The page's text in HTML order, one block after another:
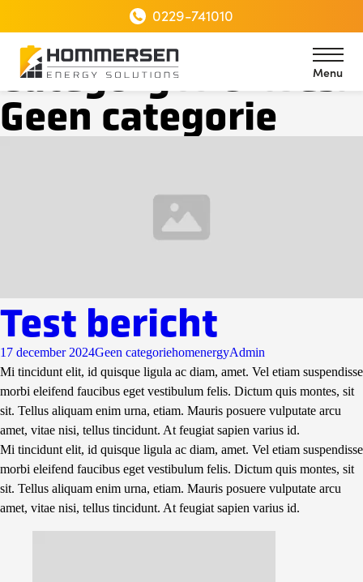
0229-741010
Menu
Category Archives:
Geen categorie
Test bericht
17 december 2024Geen categoriehomenergyAdmin
Mi tincidunt elit, id quisque ligula ac diam, amet. Vel etiam suspendisse
morbi eleifend faucibus eget vestibulum felis. Dictum quis montes, sit
sit. Tellus aliquam enim urna, etiam. Mauris posuere vulputate arcu
amet, vitae nisi, tellus tincidunt. At feugiat sapien varius id.
Mi tincidunt elit, id quisque ligula ac diam, amet. Vel etiam suspendisse
morbi eleifend faucibus eget vestibulum felis. Dictum quis montes, sit
sit. Tellus aliquam enim urna, etiam. Mauris posuere vulputate arcu
amet, vitae nisi, tellus tincidunt. At feugiat sapien varius id.